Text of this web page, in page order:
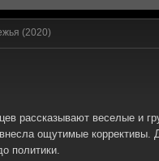
(2020)
рассказывают веселые и
ощутимые коррективы.
политики.